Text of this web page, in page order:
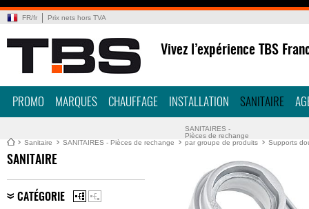
FR/fr Prix nets hors TVA
Vivez l’expérience TBS
PROMO MARQUES CHAUFFAGE INSTALLATION SANITAIRE
Sanitaire SANITAIRES - Pièces de rechange
SANITAIRES -
Pièces de rechange
par groupe de produits
Supports
SANITAIRE
CATÉGORIE